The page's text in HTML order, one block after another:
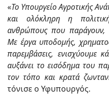
«Το Υπουργείο Αγροτικής
και ολόκληρη η
ανθρώπους που παράγουν,
Με έργα υποδομής,
παρεμβάσεις, ενισχύουμε
αυξάνει το εισόδημα του
τον τόπο και κρατά
τόνισε ο Υφυπουργός.